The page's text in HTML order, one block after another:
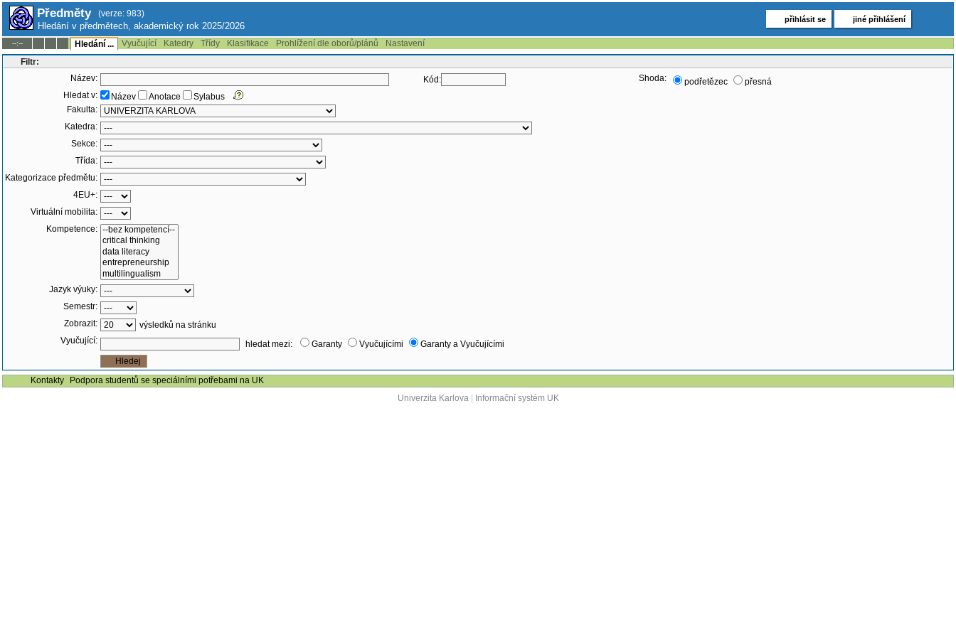
Předměty (verze: 983)
Hledání v předmětech, akademický rok 2025/2026
přihlásit se jiné přihlášení
--:-- Hledání ... Vyučující Katedry Třídy Klasifikace Prohlížení dle oborů/plánů
Nastavení
Filtr:
Název:
Kód: Shoda: podřetězec
přesná
Hledat v:
Název Anotace
Sylabus
Fakulta:
Katedra:
Sekce:
Třída:
Kategorizace předmětu:
4EU+:
Virtuální mobilita:
Kompetence:
Jazyk výuky:
Semestr:
Zobrazit:
výsledků na stránku
Vyučující:
hledat mezi: Garanty Vyučujícími Garanty a Vyučujícími
Kontakty
Podpora studentů se speciálními potřebami na UK
Univerzita Karlova| Informační systém UK